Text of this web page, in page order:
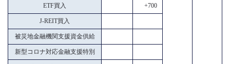
ETF買入 +700
J-REIT買入
被災地金融機関支援資金供給
新型コロナ対応金融支援特別